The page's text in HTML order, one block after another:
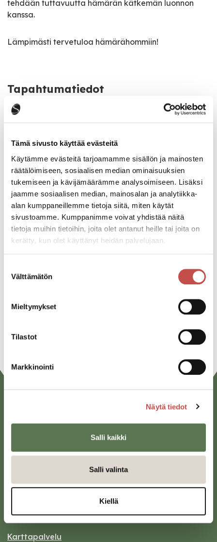
Tämä sivusto käyttää evästeitä
Käytämme evästeitä tarjoamamme sisällön ja mainosten
räätälöimiseen, sosiaalisen median ominaisuuksien
tukemiseen ja kävijämäärämme analysoimiseen. Lisäksi
jaamme sosiaalisen median, mainosalan ja analytiikka-
alan kumppaneillemme tietoja siitä, miten käytät
sivustoamme. Kumppanimme voivat yhdistää näitä
tietoja muihin tietoihin, joita olet antanut heille tai joita on
kerätty, kun olet käyttänyt heidän palvelujaan.
valinta
Välttämätön
Mieltymykset
Tilastot
Markkinointi
Näytä tiedot
Salli kaikki
Salli valinta
Kiellä
tehdään tuttavuutta hämärän kätkemän luonnon
kanssa.
Lämpimästi tervetuloa hämärähommiin!
Tapahtumatiedot
Tapahtuman järjestäjä
Tapahtumapaikka
Kolkanlahdentie 293, 43250 Saarijärvi
Katso kaikki tapahtumat
Linkedin
Sivulantie 11, PL 13
kirjaamo@saarijarvi.fi
Karttapalvelu